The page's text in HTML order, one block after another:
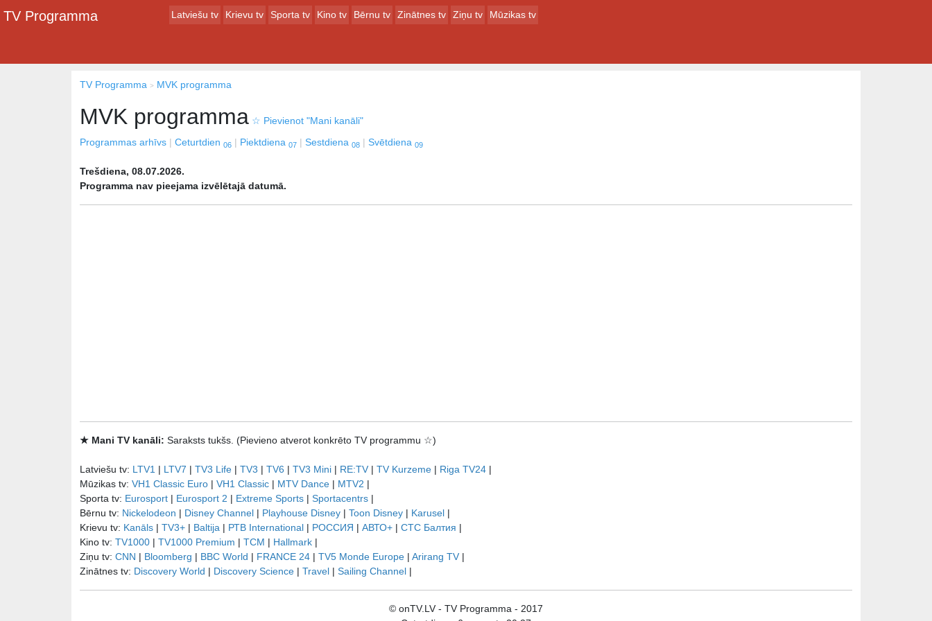
TV Programma Latviešu tv Krievu tv Sporta tv Kino tv Bērnu tv Zinātnes tv Ziņu tv Mūzikas tv
TV Programma MVK programma
MVK programma ☆ Pievienot "Mani kanāli"
Programmas arhīvs
Ceturtdien 06 Piektdiena 07 Sestdiena 08 Svētdiena 09
Trešdiena, 08.07.2026.
Programma nav pieejama izvēlētajā datumā.
★ Mani TV kanāli: Saraksts tukšs. (Pievieno atverot konkrēto TV programmu ☆)
Latviešu tv: LTV1 | LTV7 | TV3 Life | TV3 | TV6 | TV3 Mini | RE:TV | TV Kurzeme | Riga TV24 |
Mūzikas tv: VH1 Classic Euro | VH1 Classic | MTV Dance | MTV2 |
Sporta tv: Eurosport | Eurosport 2 | Extreme Sports | Sportacentrs |
Bērnu tv: Nickelodeon | Disney Channel | Playhouse Disney | Toon Disney | Karusel |
Krievu tv: Kanāls | TV3+ | Baltija | РТB International | РОССИЯ | АВТО+ | СТС Балтия |
Kino tv: TV1000 | TV1000 Premium | TCM | Hallmark |
Ziņu tv: CNN | Bloomberg | BBC World | FRANCE 24 | TV5 Monde Europe | Arirang TV |
Zinātnes tv: Discovery World | Discovery Science | Travel | Sailing Channel |
© onTV.LV - TV Programma - 2017